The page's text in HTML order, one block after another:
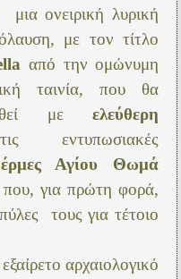
μια ονειρική λυρική
με τον τίτλο
από την ομώνυμη
ταινία, που θα
με ελεύθερη
εντυπωσιακές
Αγίου Θωμά
που, για πρώτη φορά,
τους για τέτοιο
αρχαιολογικό